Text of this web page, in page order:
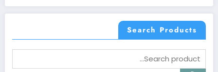
Search Products